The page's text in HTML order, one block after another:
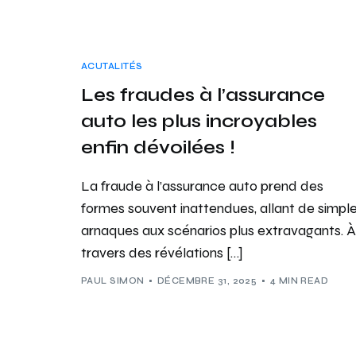
ACUTALITÉS
Les fraudes à l’assurance
auto les plus incroyables
enfin dévoilées !
La fraude à l’assurance auto prend des
formes souvent inattendues, allant de
arnaques aux scénarios plus extravagants. À
travers des révélations […]
PAUL SIMON DÉCEMBRE 31, 2025 4 MIN READ